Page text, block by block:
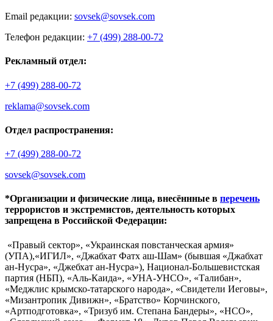
Email редакции: sovsek@sovsek.com
Телефон редакции: +7 (499) 288-00-72
Рекламный отдел:
+7 (499) 288-00-72
reklama@sovsek.com
Отдел распространения:
+7 (499) 288-00-72
sovsek@sovsek.com
*Организации и физические лица, внесённные в перечень
террористов и экстремистов, деятельность которых
запрещена в Российской Федерации:
«Правый сектор», «Украинская повстанческая армия»
(УПА),«ИГИЛ», «Джабхат Фатх аш-Шам» (бывшая «Джабхат
ан-Нусра», «Джебхат ан-Нусра»), Национал-Большевистская
партия (НБП), «Аль-Каида», «УНА-УНСО», «Талибан»,
«Меджлис крымско-татарского народа», «Свидетели Иеговы»,
«Мизантропик Дивижн», «Братство» Корчинского,
«Артподготовка», «Тризуб им. Степана Бандеры», «НСО»,